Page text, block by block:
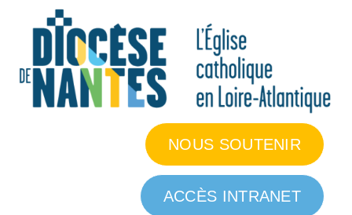
NOUS SOUTENIR
ACCÈS INTRANET